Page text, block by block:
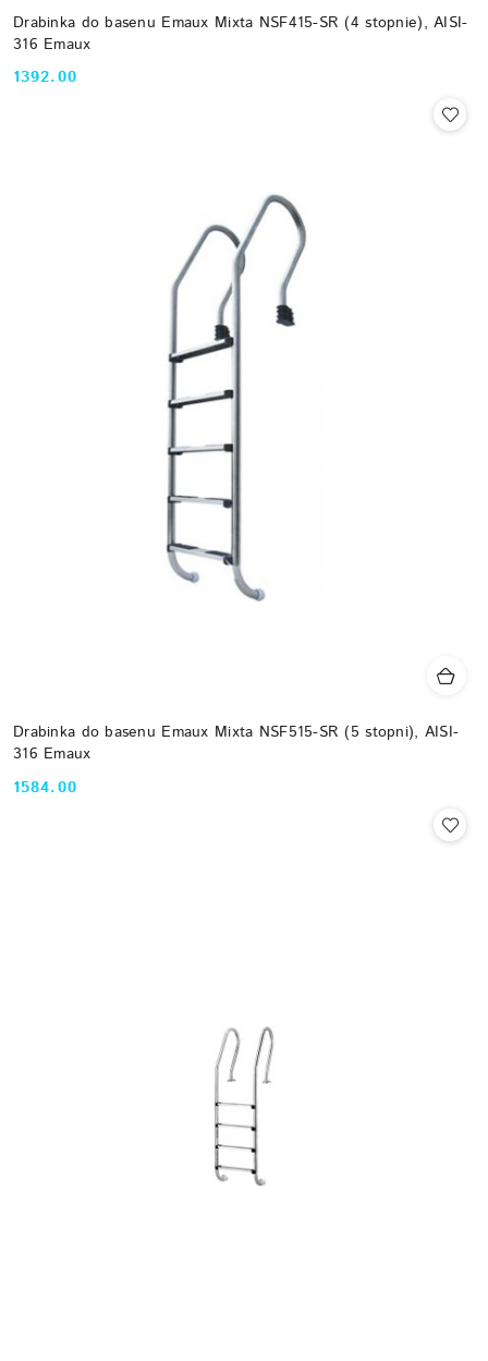
Drabinka do basenu Emaux Mixta NSF415-SR (4 stopnie), AISI-
316 Emaux
Cena:
1392.00
Drabinka do basenu Emaux Mixta NSF515-SR (5 stopni), AISI-
316 Emaux
Cena:
1584.00